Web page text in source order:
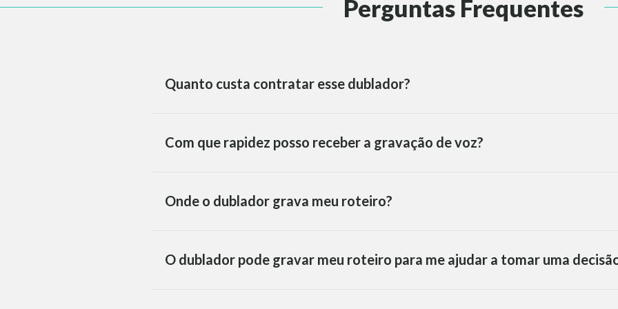
Perguntas Frequentes
Quanto custa contratar esse dublador?
Com que rapidez posso receber a gravação de voz?
Onde o dublador grava meu roteiro?
O dublador pode gravar meu roteiro para me ajudar a tomar uma